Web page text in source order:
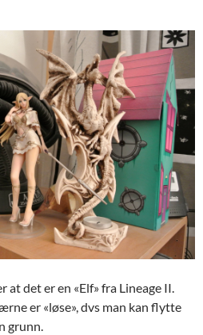
det er en «Elf» fra Lineage II.
er «løse», dvs man kan flytte
grunn.